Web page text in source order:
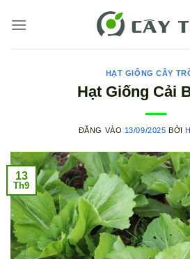
qua
HẠT GIỐNG CÂY
Hạt Giống Cải
ĐĂNG VÀO 13/09/2025 BỞI
13
Th9